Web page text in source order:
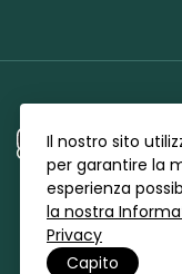
Droit
riservati.
3701 Pender
Informativa
Il nostro sito
per garantire la
esperienza
la nostra
Privacy
Capito